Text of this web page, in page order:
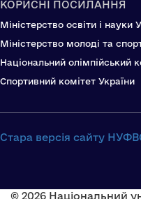
КОРИСНІ ПОСИЛАННЯ
Міністерство освіти і науки
Міністерство молоді та
Національний олімпійський
Спортивний комітет України
Стара версія сайту
© 2026 Національний